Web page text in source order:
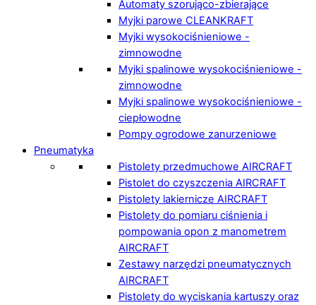
Automaty szorująco-zbierające
Myjki parowe CLEANKRAFT
Myjki wysokociśnieniowe -
zimnowodne
Myjki spalinowe wysokociśnieniowe -
zimnowodne
Myjki spalinowe wysokociśnieniowe -
ciepłowodne
Pompy ogrodowe zanurzeniowe
Pneumatyka
Pistolety przedmuchowe AIRCRAFT
Pistolet do czyszczenia AIRCRAFT
Pistolety lakiernicze AIRCRAFT
Pistolety do pomiaru ciśnienia i
pompowania opon z manometrem
AIRCRAFT
Zestawy narzędzi pneumatycznych
AIRCRAFT
Pistolety do wyciskania kartuszy oraz